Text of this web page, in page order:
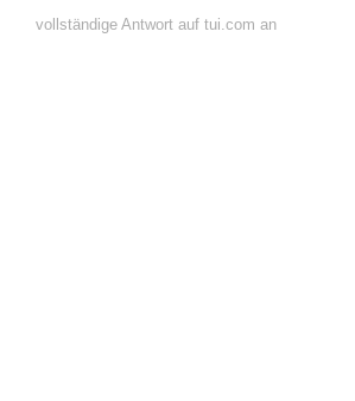
vollständige Antwort auf tui.com an